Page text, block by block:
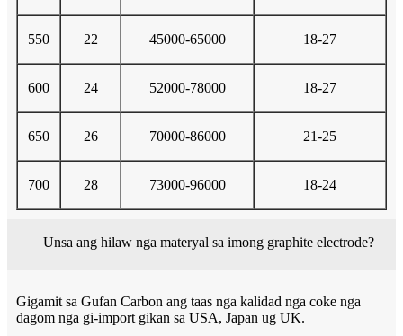
550 22 45000-65000 18-27
600 24 52000-78000 18-27
650 26 70000-86000 21-25
700 28 73000-96000 18-24
Unsa ang hilaw nga materyal sa imong graphite electrode?
Gigamit sa Gufan Carbon ang taas nga kalidad nga coke nga
dagom nga gi-import gikan sa USA, Japan ug UK.